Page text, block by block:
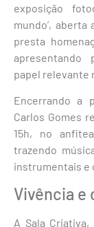
exposição
mundo’,
presta
apresentando
papel relevante
Encerrando a
Carlos Gomes
15h, no
trazendo
instrumentais e
Vivência e
A Sala